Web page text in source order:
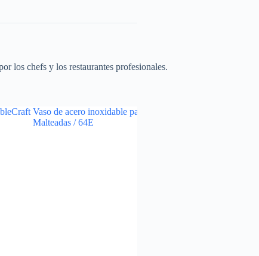
los chefs y los restaurantes profesionales.